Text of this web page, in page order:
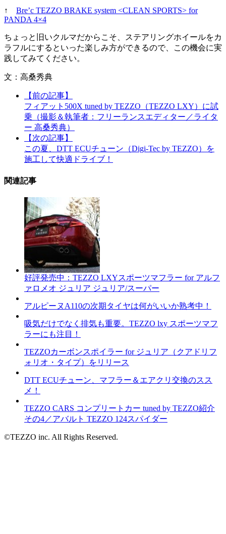
↑ Bre’c TEZZO BRAKE system <CLEAN SPORTS> for
PANDA 4×4
ちょっと旧いクルマだからこそ、ステアリングホイールをカ
ラフルにするといった楽しみ方ができるので、この機会に実
践してみてください。
文：高桑秀典
【前の記事】
フィアット500X tuned by TEZZO（TEZZO LXY）に試
乗（撮影＆執筆者：フリーランスエディター／ライタ
ー 高桑秀典）
【次の記事】
この夏、DTT ECUチューン（Digi-Tec by TEZZO）を
施工して快適ドライブ！
関連記事
好評発売中：TEZZO LXYスポーツマフラー for アルフ
ァロメオ ジュリア ジュリア/スーパー
アルピーヌA110の次期タイヤは何がいいか熟考中！
吸気だけでなく排気も重要。TEZZO lxy スポーツマフ
ラーにも注目！
TEZZOカーボンスポイラー for ジュリア（クアドリフ
ォリオ・タイプ）をリリース
DTT ECUチューン、マフラー＆エアクリ交換のスス
メ！
TEZZO CARS コンプリートカー tuned by TEZZO紹介
その4／アバルト TEZZO 124スパイダー
©TEZZO inc. All Rights Reserved.